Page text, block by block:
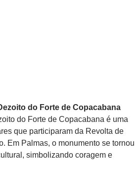
do Forte de Copacabana
do Forte de Copacabana é uma
que participaram da Revolta de
Em Palmas, o monumento se tornou
simbolizando coragem e